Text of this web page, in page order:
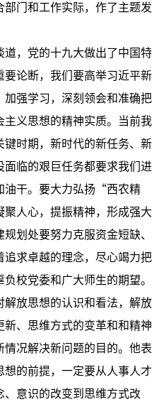
门和工作实际，作了主题发
，党的十九大做出了中国特
要论断，我们要高举习近平新
加强学习，深刻领会和准确把
义思想的精神实质。当前我
时期，新时代的新任务、新
临的艰巨任务都要求我们进
油干。要大力弘扬“西农精
人心，提振精神，形成强大
划处要努力克服资金短缺、
追求卓越的理念，尽心竭力把
校党委和广大师生的期望。
放思想的认识和看法，解放
新、思维方式的变革和和精神
况解决新问题的目的。他表
的前提，一定要从人事人才
、意识的改变到思维方式改